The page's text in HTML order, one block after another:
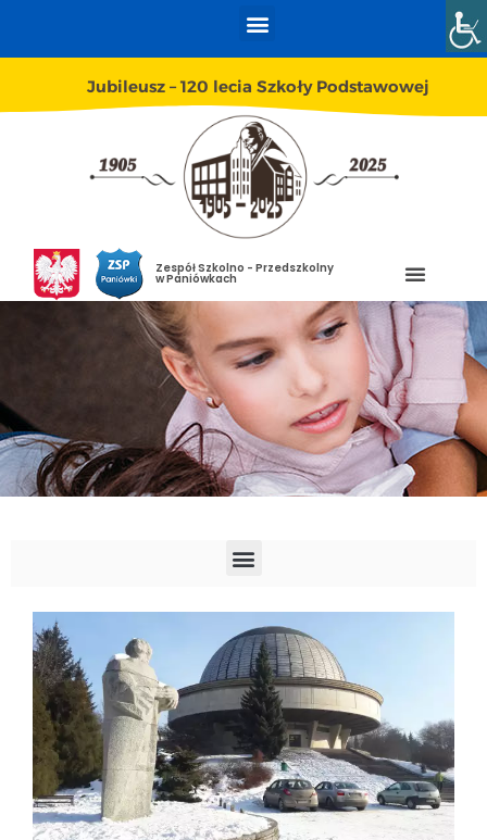
Jubileusz – 120 lecia Szkoły Podstawowej
Zespół Szkolno - Przedszkolny
w Paniówkach